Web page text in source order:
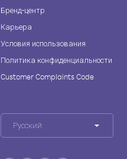
Бренд-центр
Карьера
Условия использования
Политика конфиденциальности
Customer Complaints Code
Русский